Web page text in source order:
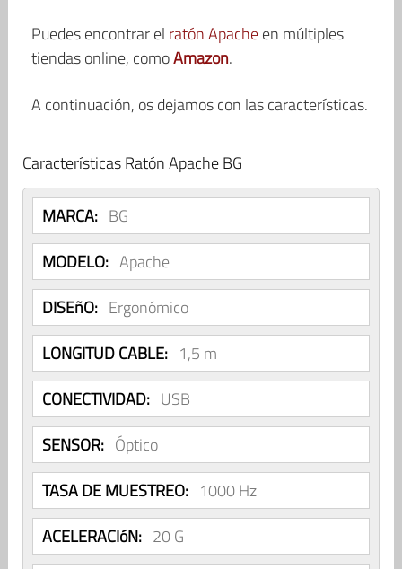
Puedes encontrar el ratón Apacheen múltiples
tiendas online, comoAmazon.
A continuación, os dejamos con las características.
Características Ratón Apache BG
MARCA: BG
MODELO: Apache
DISEñO: Ergonómico
LONGITUD CABLE: 1,5 m
CONECTIVIDAD: USB
SENSOR: Óptico
TASA DE MUESTREO: 1000 Hz
ACELERACIóN: 20 G